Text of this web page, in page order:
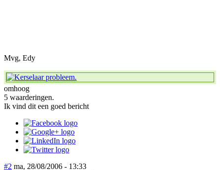
Mvg, Edy
omhoog
5 waarderingen.
Ik vind dit een goed bericht
#2 ma, 28/08/2006 - 13:33